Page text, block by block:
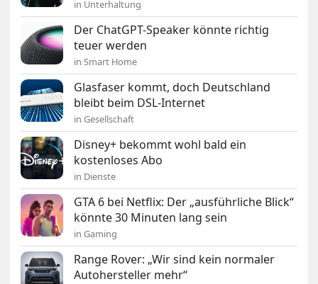
in Unterhaltung
Der ChatGPT-Speaker könnte richtig
teuer werden
in Smart Home
Glasfaser kommt, doch Deutschland
bleibt beim DSL-Internet
in Gesellschaft
Disney+ bekommt wohl bald ein
kostenloses Abo
in Dienste
GTA 6 bei Netflix: Der „ausführliche Blick“
könnte 30 Minuten lang sein
in Gaming
Range Rover: „Wir sind kein normaler
Autohersteller mehr“